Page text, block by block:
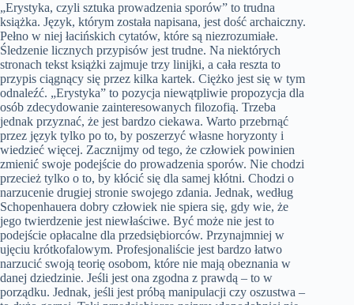
„Erystyka, czyli sztuka prowadzenia sporów” to trudna
książka. Język, którym została napisana, jest dość archaiczny.
Pełno w niej łacińskich cytatów, które są niezrozumiałe.
Śledzenie licznych przypisów jest trudne. Na niektórych
stronach tekst książki zajmuje trzy linijki, a cała reszta to
przypis ciągnący się przez kilka kartek. Ciężko jest się w tym
odnaleźć. „Erystyka” to pozycja niewątpliwie propozycja dla
osób zdecydowanie zainteresowanych filozofią. Trzeba
jednak przyznać, że jest bardzo ciekawa. Warto przebrnąć
przez język tylko po to, by poszerzyć własne horyzonty i
wiedzieć więcej. Zacznijmy od tego, że człowiek powinien
zmienić swoje podejście do prowadzenia sporów. Nie chodzi
przecież tylko o to, by kłócić się dla samej kłótni. Chodzi o
narzucenie drugiej stronie swojego zdania. Jednak, według
Schopenhauera dobry człowiek nie spiera się, gdy wie, że
jego twierdzenie jest niewłaściwe. Być może nie jest to
podejście opłacalne dla przedsiębiorców. Przynajmniej w
ujęciu krótkofalowym. Profesjonaliście jest bardzo łatwo
narzucić swoją teorię osobom, które nie mają obeznania w
danej dziedzinie. Jeśli jest ona zgodna z prawdą – to w
porządku. Jednak, jeśli jest próbą manipulacji czy oszustwa –